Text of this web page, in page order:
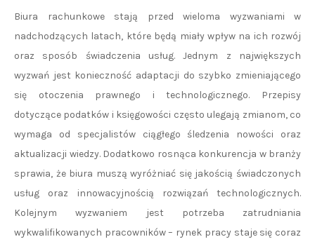
Biura rachunkowe stają przed wieloma wyzwaniami w
nadchodzących latach, które będą miały wpływ na ich rozwój
oraz sposób świadczenia usług. Jednym z największych
wyzwań jest konieczność adaptacji do szybko zmieniającego
się otoczenia prawnego i technologicznego. Przepisy
dotyczące podatków i księgowości często ulegają zmianom, co
wymaga od specjalistów ciągłego śledzenia nowości oraz
aktualizacji wiedzy. Dodatkowo rosnąca konkurencja w branży
sprawia, że biura muszą wyróżniać się jakością świadczonych
usług oraz innowacyjnością rozwiązań technologicznych.
Kolejnym wyzwaniem jest potrzeba zatrudniania
wykwalifikowanych pracowników – rynek pracy staje się coraz